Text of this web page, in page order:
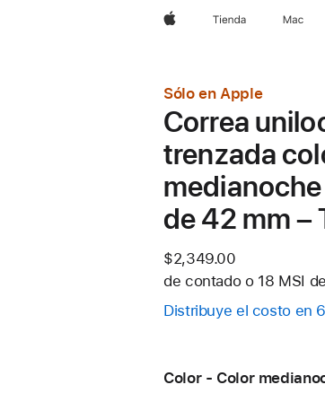
AppleTienda Mac
Sólo en Apple
Correa
trenzada
de 42 mm –
$2,349.00
de contado o 18 MSI
Distribuye el costo en
Color - Color